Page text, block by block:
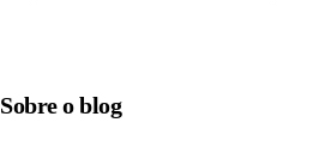
Sobre o blog